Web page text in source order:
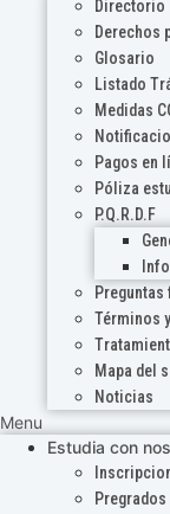
Directorio
Derechos
Glosario
Listado
Medidas
Pagos en
Póliza
P.Q.R.D.F
Términos
Mapa del
Noticias
Menu
Estudia con
Pregrados